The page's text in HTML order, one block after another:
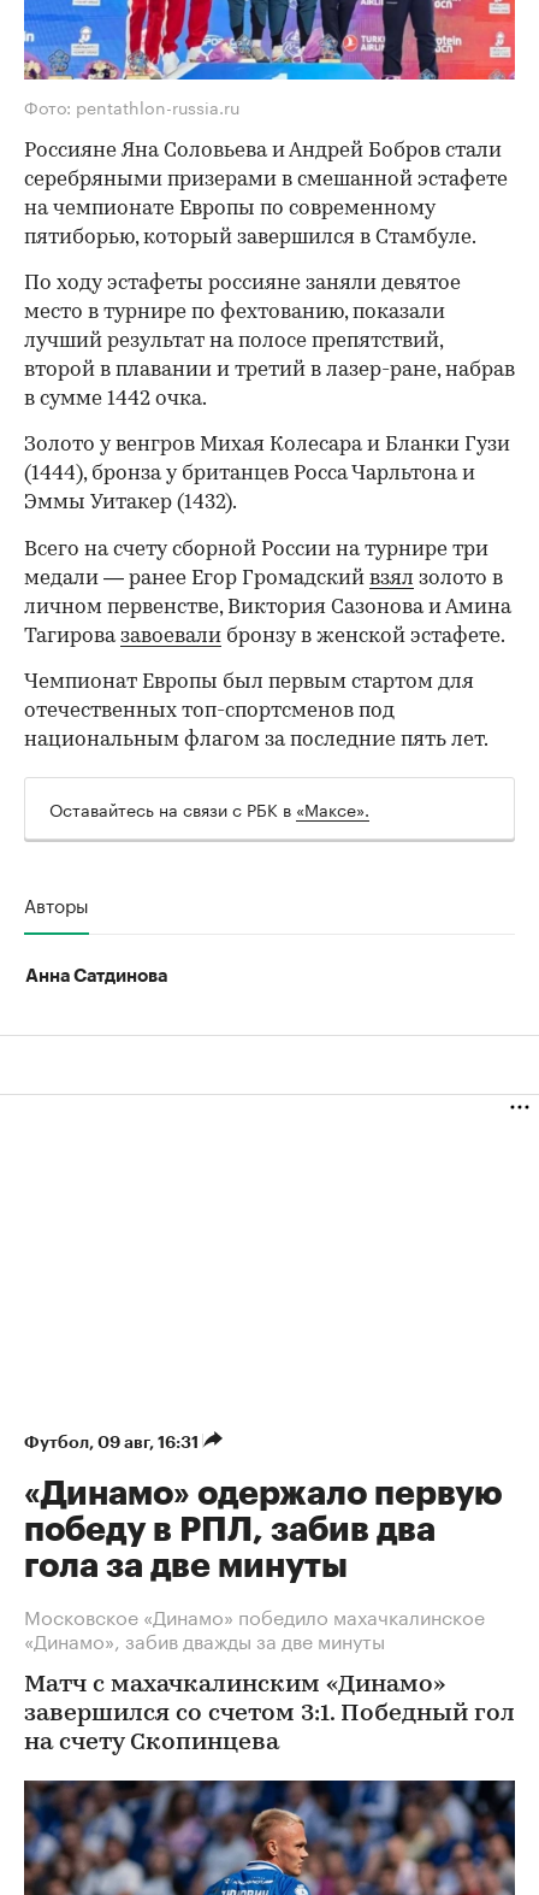
Фото: pentathlon-russia.ru
Россияне Яна Соловьева и Андрей Бобров стали
серебряными призерами в смешанной эстафете
на чемпионате Европы по современному
пятиборью, который завершился в Стамбуле.
По ходу эстафеты россияне заняли девятое
место в турнире по фехтованию, показали
лучший результат на полосе препятствий,
второй в плавании и третий в лазер-ране, набрав
в сумме 1442 очка.
Золото у венгров Михая Колесара и Бланки Гузи
(1444), бронза у британцев Росса Чарльтона и
Эммы Уитакер (1432).
00:00 / 00:00
Всего на счету сборной России на турнире три
медали — ранее Егор Громадский взял золото в
личном первенстве, Виктория Сазонова и Амина
Тагировазавоевали бронзу в женской эстафете.
Чемпионат Европы был первым стартом для
отечественных топ-спортсменов под
национальным флагом за последние пять лет.
Оставайтесь на связи с РБК в «Максе».
Авторы
Анна Сатдинова
Футбол⁠, 09 авг, 16:31
«Динамо» одержало первую
победу в РПЛ, забив два
гола за две минуты
Московское «Динамо» победило махачкалинское
«Динамо», забив дважды за две минуты
Матч с махачкалинским «Динамо»
завершился со счетом 3:1. Победный гол
на счету Скопинцева